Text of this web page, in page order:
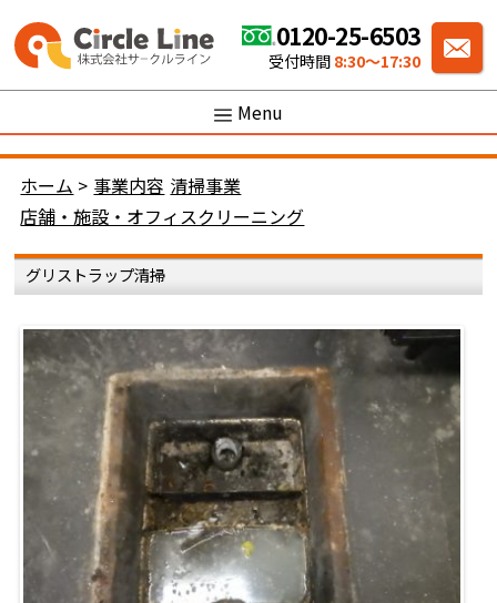
0120-25-6503
受付時間 8:30〜17:30
Menu
ホーム > 事業内容 清掃事業
店舗・施設・オフィスクリーニング
グリストラップ清掃